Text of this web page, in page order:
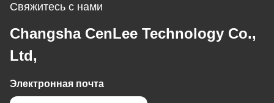
Свяжитесь с нами
Changsha CenLee Technology Co.,
Ltd,
Электронная почта